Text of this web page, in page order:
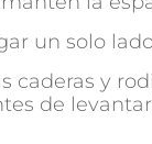
un solo
caderas y
de